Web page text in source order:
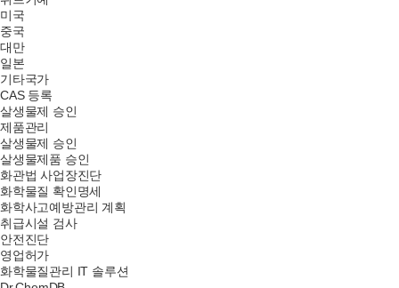
미국
중국
대만
일본
기타국가
CAS 등록
살생물제 승인
제품관리
살생물제 승인
살생물제품 승인
화관법 사업장진단
화학물질 확인명세
화학사고예방관리 계획
취급시설 검사
안전진단
영업허가
화학물질관리 IT 솔루션